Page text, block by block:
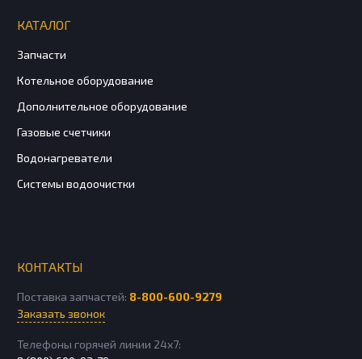
КАТАЛОГ
Запчасти
Котельное оборудование
Дополнительное оборудование
Газовые счетчики
Водонагреватели
Системы водоочистки
КОНТАКТЫ
Поставка запчастей: 8-800-600-9279
Заказать звонок
Телефоны горячей линии 24х7: